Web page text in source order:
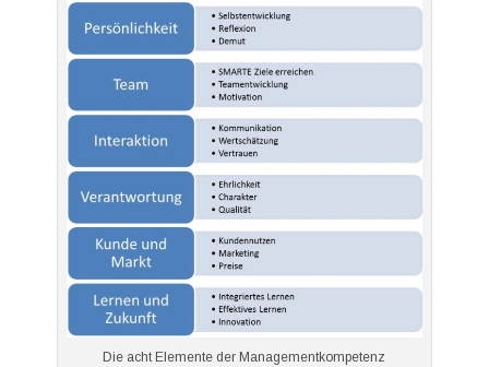
Die acht Elemente der Managementkompetenz